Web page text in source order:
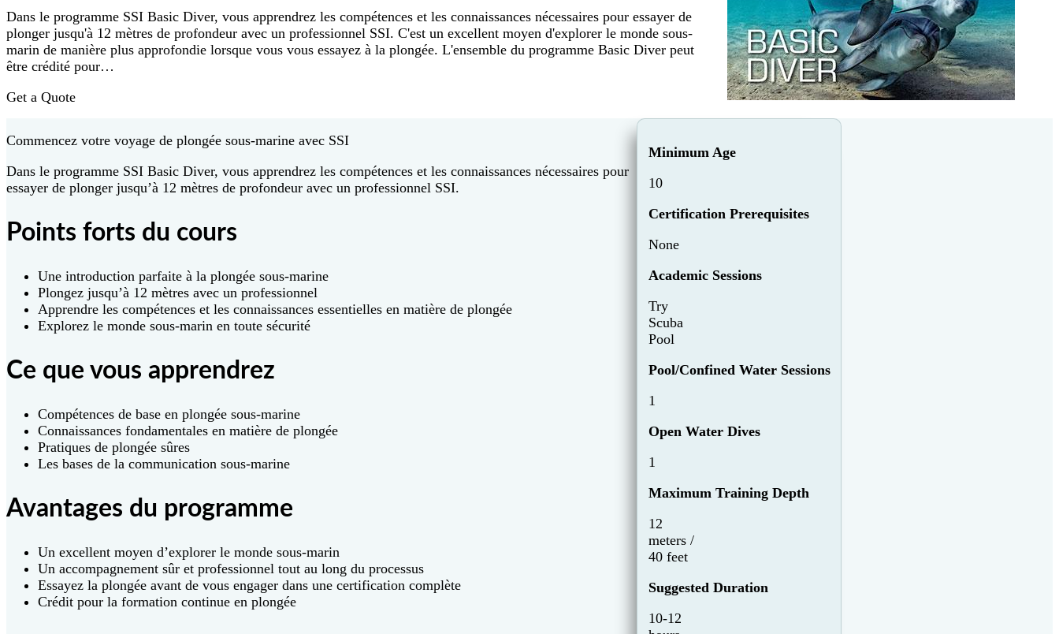
Dans le programme SSI Basic Diver, vous apprendrez les compétences et les connaissances nécessaires pour essayer de
plonger jusqu'à 12 mètres de profondeur avec un professionnel SSI. C'est un excellent moyen d'explorer le monde sous-
marin de manière plus approfondie lorsque vous vous essayez à la plongée. L'ensemble du programme Basic Diver peut
être crédité pour…
Get a Quote
Commencez votre voyage de plongée sous-marine avec SSI
Dans le programme SSI Basic Diver, vous apprendrez les compétences et les connaissances nécessaires pour
essayer de plonger jusqu’à 12 mètres de profondeur avec un professionnel SSI.
Points forts du cours
Une introduction parfaite à la plongée sous-marine
Plongez jusqu’à 12 mètres avec un professionnel
Apprendre les compétences et les connaissances essentielles en matière de plongée
Explorez le monde sous-marin en toute sécurité
Ce que vous apprendrez
Compétences de base en plongée sous-marine
Connaissances fondamentales en matière de plongée
Pratiques de plongée sûres
Les bases de la communication sous-marine
Avantages du programme
Un excellent moyen d’explorer le monde sous-marin
Un accompagnement sûr et professionnel tout au long du processus
Essayez la plongée avant de vous engager dans une certification complète
Crédit pour la formation continue en plongée
Minimum Age
10
Certification Prerequisites
None
Academic Sessions
Try
Scuba
Pool
Pool/Confined Water Sessions
1
Open Water Dives
1
Maximum Training Depth
12
meters /
40 feet
Suggested Duration
10-12